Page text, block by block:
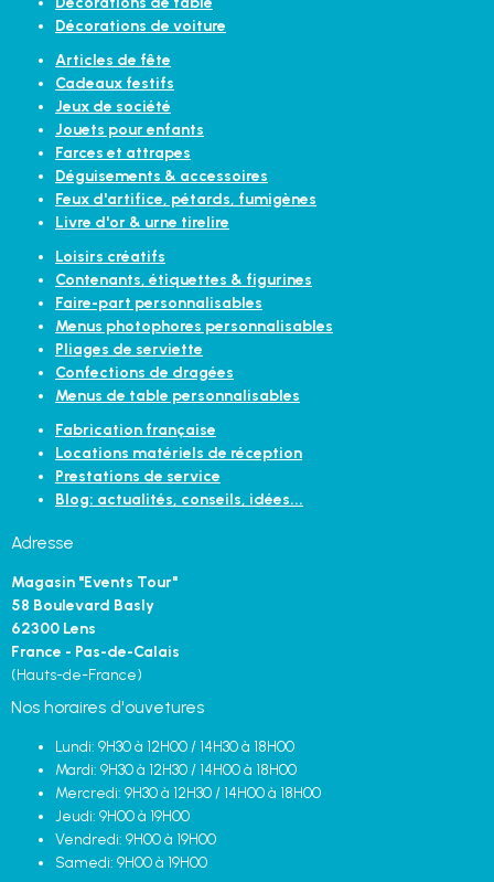
Décorations de voiture
Articles de fête
Cadeaux festifs
Jeux de société
Jouets pour enfants
Farces et attrapes
Déguisements & accessoires
Feux d'artifice, pétards, fumigènes
Livre d'or & urne tirelire
Loisirs créatifs
Contenants, étiquettes & figurines
Faire-part personnalisables
Menus photophores personnalisables
Pliages de serviette
Confections de dragées
Menus de table personnalisables
Fabrication française
Locations matériels de réception
Prestations de service
Blog: actualités, conseils, idées...
Adresse
Magasin "Events Tour"
58 Boulevard Basly
62300 Lens
France - Pas-de-Calais
(Hauts-de-France)
Nos horaires d'ouvetures
Lundi: 9H30 à 12H00 / 14H30 à 18H00
Mardi: 9H30 à 12H30 / 14H00 à 18H00
Mercredi: 9H30 à 12H30 / 14H00 à 18H00
Jeudi: 9H00 à 19H00
Vendredi: 9H00 à 19H00
Samedi: 9H00 à 19H00